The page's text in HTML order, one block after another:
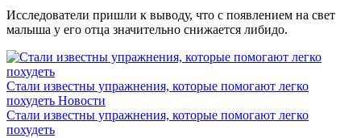
Исследователи пришли к выводу, что с появлением на свет
малыша у его отца значительно снижается либидо.
Стали известны упражнения, которые помогают легко
похудеть Новости
Стали известны упражнения, которые помогают легко
похудеть